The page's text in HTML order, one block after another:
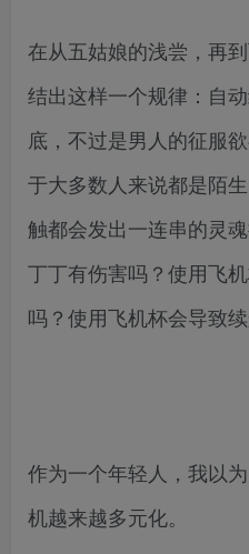
在从五姑娘的浅尝，再
结出这样一个规律：自
底，不过是男人的征服
于大多数人来说都是陌
触都会发出一连串的灵
丁丁有伤害吗？使用飞
吗？使用飞机杯会导致
作为一个年轻人，我以
机越来越多元化。